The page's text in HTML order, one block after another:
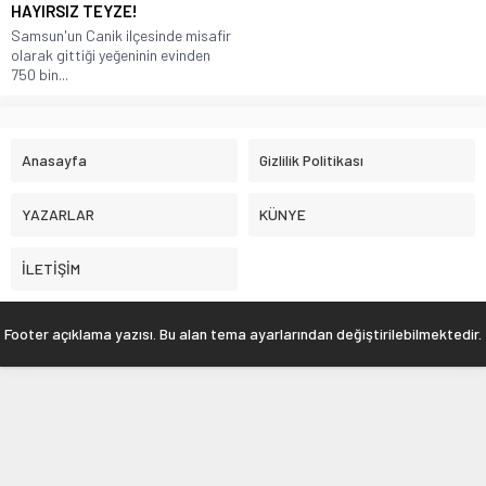
HAYIRSIZ TEYZE!
Samsun'un Canik ilçesinde misafir
olarak gittiği yeğeninin evinden
750 bin...
Anasayfa Gizlilik Politikası
YAZARLAR KÜNYE
İLETİŞİM
Footer açıklama yazısı. Bu alan tema ayarlarından değiştirilebilmektedir.